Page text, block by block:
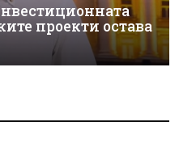
проекти остава